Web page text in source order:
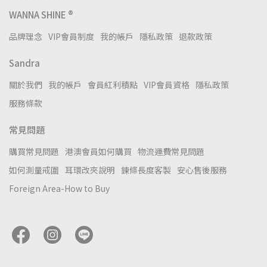
WANNA SHINE ®
品牌理念 VIP會員制度 我的帳戶 隱私政策 退款政策
Sandra
關於我們 我的帳戶 會員紅利積點 VIP會員資格 隱私政策
服務條款
常見問題
購買常見問題 港澳會員如何購買 物流運費常見問題
如何測量戒圍 耳環改夾說明 鍊條長度客製 安心售後服務
Foreign Area-How to Buy